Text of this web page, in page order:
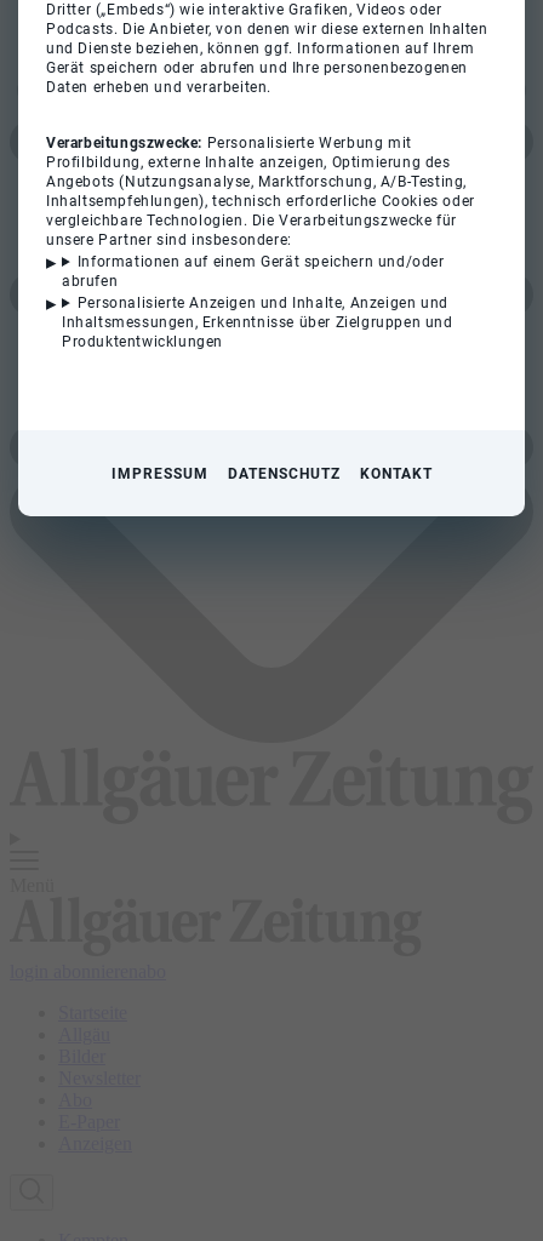
Dritter („Embeds“) wie interaktive Grafiken, Videos oder
Podcasts. Die Anbieter, von denen wir diese externen Inhalten
und Dienste beziehen, können ggf. Informationen auf Ihrem
Gerät speichern oder abrufen und Ihre personenbezogenen
Daten erheben und verarbeiten.
Verarbeitungszwecke: Personalisierte Werbung mit
Profilbildung, externe Inhalte anzeigen, Optimierung des
Angebots (Nutzungsanalyse, Marktforschung, A/B-Testing,
Inhaltsempfehlungen), technisch erforderliche Cookies oder
vergleichbare Technologien. Die Verarbeitungszwecke für
unsere Partner sind insbesondere:
Informationen auf einem Gerät speichern und/oder
abrufen
Personalisierte Anzeigen und Inhalte, Anzeigen und
Inhaltsmessungen, Erkenntnisse über Zielgruppen und
Produktentwicklungen
IMPRESSUM DATENSCHUTZ KONTAKT